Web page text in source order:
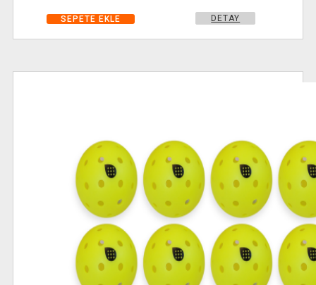
SEPETE EKLE DETAY